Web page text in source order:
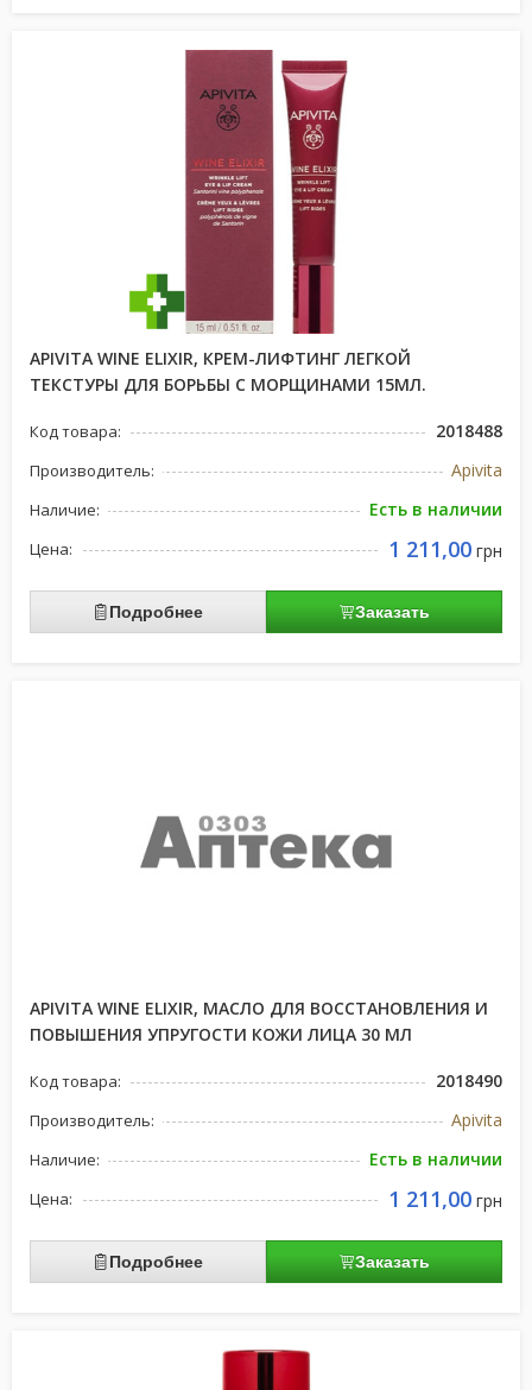
APIVITA WINE ELIXIR, КРЕМ-ЛИФТИНГ ЛЕГКОЙ
ТЕКСТУРЫ ДЛЯ БОРЬБЫ С МОРЩИНАМИ 15МЛ.
Код товара: 2018488
Производитель: Apivita
Наличие: Есть в наличии
Цена: 1 211,00 грн
Подробнее Заказать
APIVITA WINE ELIXIR, МАСЛО ДЛЯ ВОССТАНОВЛЕНИЯ И
ПОВЫШЕНИЯ УПРУГОСТИ КОЖИ ЛИЦА 30 МЛ
Код товара: 2018490
Производитель: Apivita
Наличие: Есть в наличии
Цена: 1 211,00 грн
Подробнее Заказать